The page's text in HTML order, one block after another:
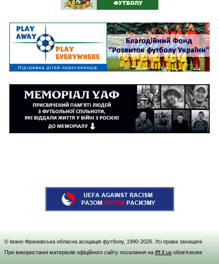
© Івано-Франківська обласна асоціація футболу, 1990-2026. Усі права захищені
При використанні матеріалів офіційного сайту посилання на ifff.if.uaобов'язкове